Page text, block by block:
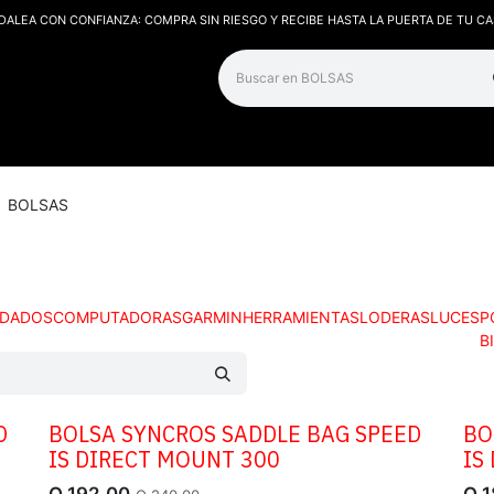
CON CONFIANZA: COMPRA SIN RIESGO Y RECIBE HASTA LA PUERTA DE TU
BOLSAS
COMPUTADORASGARMINHERRAMIENTASLODERASLUCES
OFERTA
BOLSA SYNCROS SADDLE BAG SPEED
IS DIRECT MOUNT 300
IS